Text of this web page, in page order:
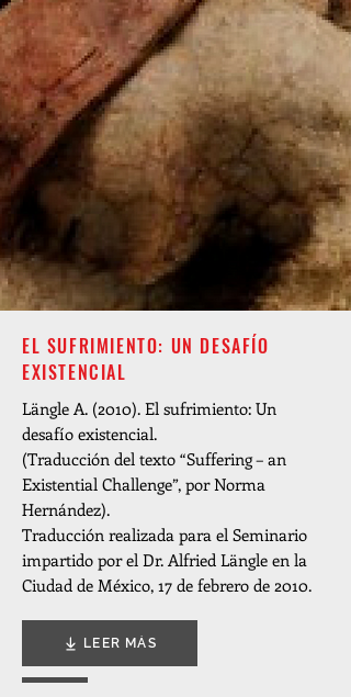
EL SUFRIMIENTO: UN DESAFÍO
EXISTENCIAL
Längle A. (2010). El sufrimiento: Un
desafío existencial.
(Traducción del texto “Suffering – an
Existential Challenge”, por Norma
Hernández).
Traducción realizada para el Seminario
impartido por el Dr. Alfried Längle en la
Ciudad de México, 17 de febrero de 2010.
LEER MÁS